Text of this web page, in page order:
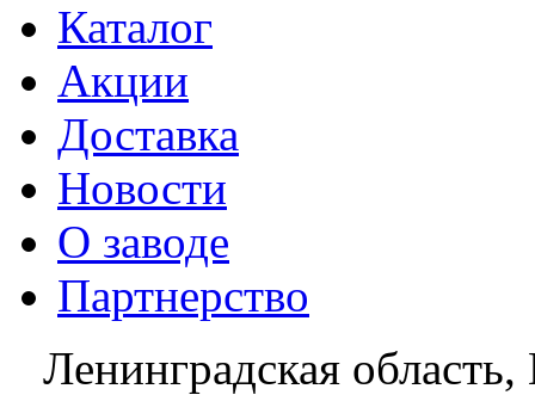
Каталог
Акции
Доставка
Новости
О заводе
Партнерство
Ленинградская